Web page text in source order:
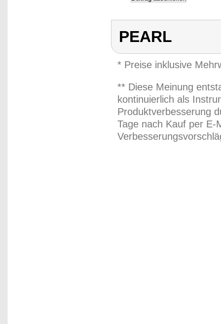
PEARL
* Preise inklusive
** Diese Meinung
kontinuierlich als
Produktverbesserung
Tage nach Kauf per E-